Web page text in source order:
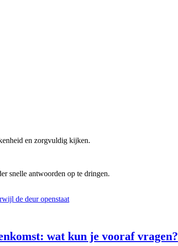
en zorgvuldig kijken.
snelle antwoorden op te dringen.
wat kun je vooraf vragen?